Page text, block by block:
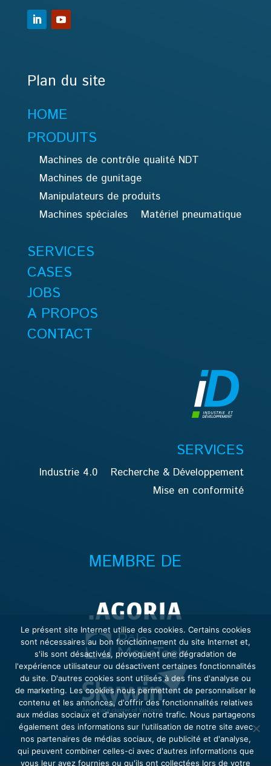
Plan du site
HOME
PRODUITS
Machines de contrôle qualité NDT
Machines de gunitage
Manipulateurs de produits
Machines spéciales
Matériel pneumatique
SERVICES
CASES
JOBS
A PROPOS
CONTACT
SERVICES
Industrie 4.0
Recherche & Développement
Mise en conformité
MEMBRE DE
Le présent site Internet utilise des cookies. Certains cookies
sont nécessaires au bon fonctionnement du site Internet et,
s'ils sont désactivés, provoquent une dégradation de
l'expérience utilisateur ou désactivent certaines fonctionnalités
du site. D'autres cookies sont utilisés à des fins d'analyse ou
de marketing. Les cookies nous permettent de personnaliser le
contenu et les annonces, d'offrir des fonctionnalités relatives
aux médias sociaux et d'analyser notre trafic. Nous partageons
également des informations sur l'utilisation de notre site avec
nos partenaires de médias sociaux, de publicité et d'analyse,
qui peuvent combiner celles-ci avec d'autres informations que
vous leur avez fournies ou qu'ils ont collectées lors de votre